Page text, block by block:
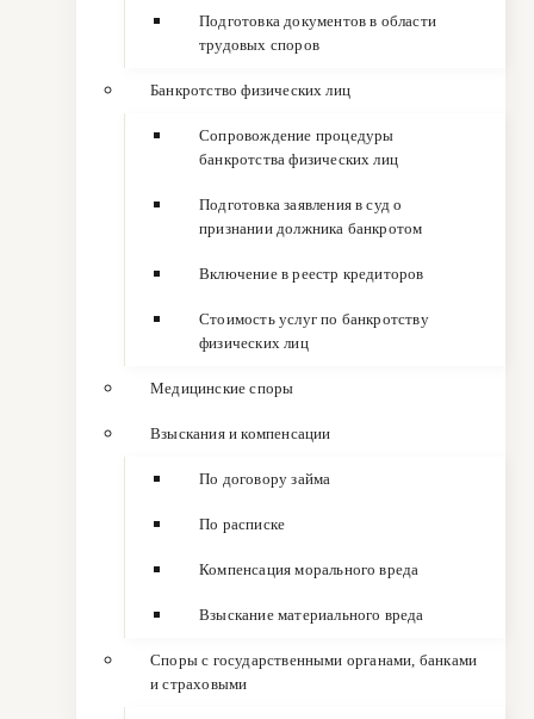
Подготовка документов в области
трудовых споров
Банкротство физических лиц
Сопровождение процедуры
банкротства физических лиц
Подготовка заявления в суд о
признании должника банкротом
Включение в реестр кредиторов
Стоимость услуг по банкротству
физических лиц
Медицинские споры
Взыскания и компенсации
По договору займа
По расписке
Компенсация морального вреда
Взыскание материального вреда
Споры с государственными органами, банками
и страховыми